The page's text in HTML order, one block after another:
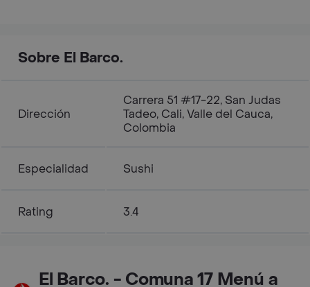
Sobre El Barco.
Dirección
Carrera 51 #17-22, San Judas
Tadeo, Cali, Valle del Cauca,
Colombia
Especialidad Sushi
Rating 3.4
El Barco. - Comuna 17 Menú a